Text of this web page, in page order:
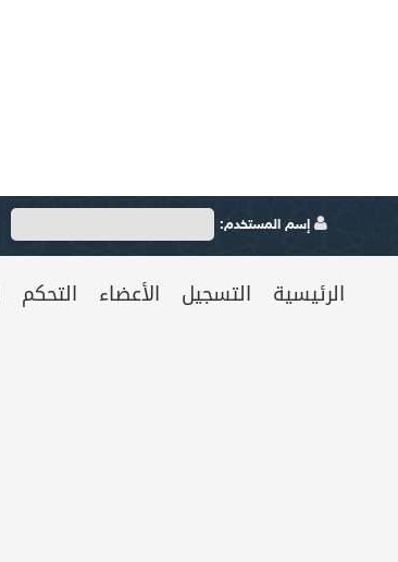
إسم المستخدم:
الرئيسية التسجيل الأعضاء التحكم